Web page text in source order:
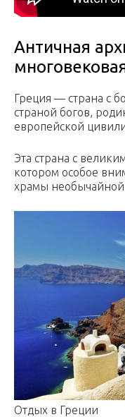
Античная
Греция — страна с
страной богов,
европейской
Эта страна с
котором особое
храмы необычайной
Отдых в Греции